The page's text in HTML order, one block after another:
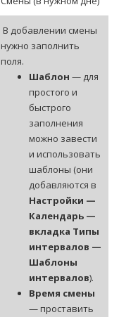
В добавлении смены
нужно заполнить
поля.
Шаблон — для
простого и
быстрого
заполнения
можно завести
и использовать
шаблоны (они
добавляются в
Настройки —
Календарь —
вкладка Типы
интервалов —
Шаблоны
интервалов).
Время смены
— проставить